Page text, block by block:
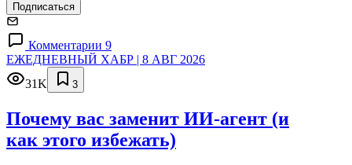
Подписаться
Комментарии 9
ЕЖЕДНЕВНЫЙ ХАБР | 8 АВГ 2026
31K
3
Почему вас заменит ИИ‑агент (и
как этого избежать)